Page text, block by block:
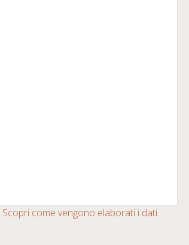
Scopri come vengono elaborati i dati